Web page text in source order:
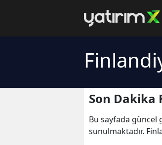
Son Dakika
Bu sayfada güncel
sunulmaktadır.